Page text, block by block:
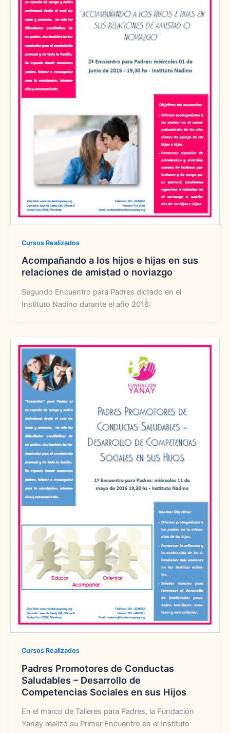
Cursos Realizados
Acompañando a los hijos e hijas en sus
relaciones de amistad o noviazgo
Segundo Encuentro para Padres dictado en el
Instituto Nadino durante el año 2016:
Cursos Realizados
Padres Promotores de Conductas
Saludables – Desarrollo de
Competencias Sociales en sus Hijos
En el marco de Talleres para Padres, la Fundación
Yanay realizó su Primer Encuentro en el Instituto